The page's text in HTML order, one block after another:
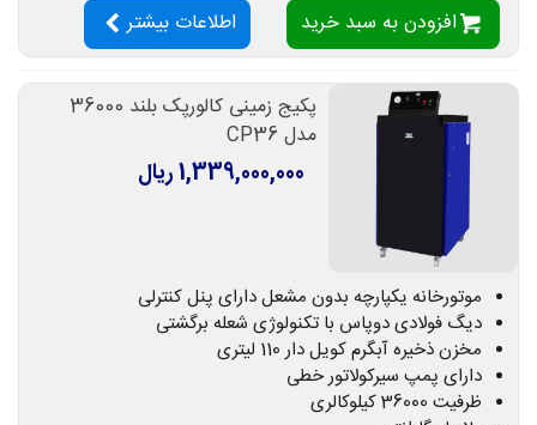
افزودن به سبد خرید اطلاعات بیشتر
پکیج زمینی کالورپک بلند 36000
مدل CP36
1,339,000,000 ریال
موتورخانه یکپارچه بدون مشعل دارای پنل کنترلی
دیگ فولادی دوپاس با تکنولوژی شعله برگشتی
مخزن ذخیره آبگرم کویل دار 110 لیتری
دارای پمپ سیرکولاتور خطی
ظرفیت 36000 کیلوکالری